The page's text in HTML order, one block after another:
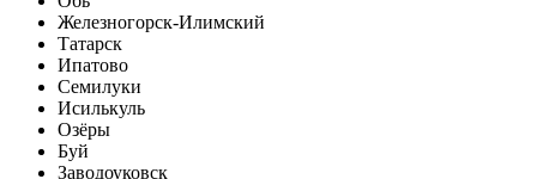
Железногорск-Илимский
Татарск
Ипатово
Семилуки
Исилькуль
Озёры
Буй
Заводоуковск